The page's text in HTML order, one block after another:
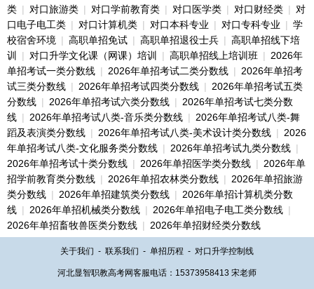
类 | 对口旅游类 | 对口学前教育类 | 对口医学类 | 对口财经类 | 对
口电子电工类 | 对口计算机类 | 对口本科专业 | 对口专科专业 | 学
校宿舍环境 | 高职单招免试 | 高职单招退役士兵 | 高职单招线下培
训
| 对口升学文化课（网课）培训 | 高职单招线上培训班 | 2026年
单招考试一类分数线 | 2026年单招考试二类分数线 | 2026年单招考
试三类分数线 | 2026年单招考试四类分数线 | 2026年单招考试五类
分数线 | 2026年单招考试六类分数线 | 2026年单招考试七类分数
线 | 2026年单招考试八类-音乐类分数线 | 2026年单招考试八类-舞
蹈及表演类分数线 | 2026年单招考试八类-美术设计类分数线 | 2026
年单招考试八类-文化服务类分数线 | 2026年单招考试九类分数线 |
2026年单招考试十类分数线 | 2026年单招医学类分数线 | 2026年单
招学前教育类分数线 | 2026年单招农林类分数线 | 2026年单招旅游
类分数线 | 2026年单招建筑类分数线 | 2026年单招计算机类分数
线 | 2026年单招机械类分数线 | 2026年单招电子电工类分数线 |
2026年单招畜牧兽医类分数线 | 2026年单招财经类分数线
关于我们 - 联系我们 - 单招历程 - 对口升学控制线
河北显智职教高考网客服电话：15373958413 宋老师